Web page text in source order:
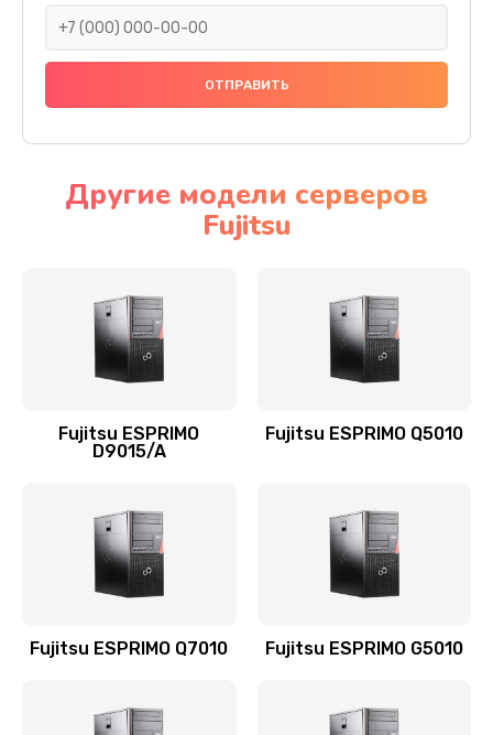
Другие модели серверов
Fujitsu
Fujitsu ESPRIMO
D9015/A
Fujitsu ESPRIMO Q5010
Fujitsu ESPRIMO Q7010 Fujitsu ESPRIMO G5010